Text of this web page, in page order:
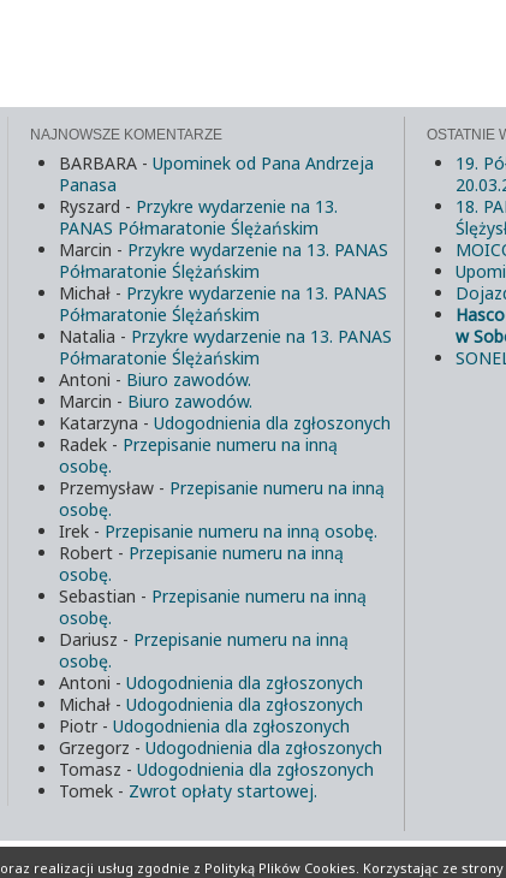
NAJNOWSZE KOMENTARZE
BARBARA - Upominek od Pana Andrzeja
Panasa
Ryszard - Przykre wydarzenie na 13.
PANAS Półmaratonie Ślężańskim
Marcin - Przykre wydarzenie na 13. PANAS
Półmaratonie Ślężańskim
Michał - Przykre wydarzenie na 13. PANAS
Półmaratonie Ślężańskim
Natalia - Przykre wydarzenie na 13. PANAS
Półmaratonie Ślężańskim
Antoni - Biuro zawodów.
Marcin - Biuro zawodów.
Katarzyna - Udogodnienia dla zgłoszonych
Radek - Przepisanie numeru na inną
osobę.
Przemysław - Przepisanie numeru na inną
osobę.
Irek - Przepisanie numeru na inną osobę.
Robert - Przepisanie numeru na inną
osobę.
Sebastian - Przepisanie numeru na inną
osobę.
Dariusz - Przepisanie numeru na inną
osobę.
Antoni - Udogodnienia dla zgłoszonych
Michał - Udogodnienia dla zgłoszonych
Piotr - Udogodnienia dla zgłoszonych
Grzegorz - Udogodnienia dla zgłoszonych
Tomasz - Udogodnienia dla zgłoszonych
Tomek - Zwrot opłaty startowej.
OSTATNIE
19.
18.
w
Plików CookiesRealizacja:INFORD.eu
realizacji usług zgodnie z Polityką Plików Cookies. Korzystając ze